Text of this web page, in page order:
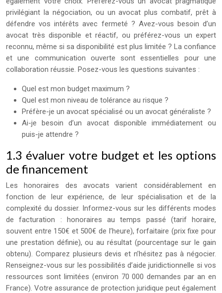
privilégiant la négociation, ou un avocat plus combatif, prêt à
défendre vos intérêts avec fermeté ? Avez-vous besoin d’un
avocat très disponible et réactif, ou préférez-vous un expert
reconnu, même si sa disponibilité est plus limitée ? La confiance
et une communication ouverte sont essentielles pour une
collaboration réussie. Posez-vous les questions suivantes :
Quel est mon budget maximum ?
Quel est mon niveau de tolérance au risque ?
Préfère-je un avocat spécialisé ou un avocat généraliste ?
Ai-je besoin d’un avocat disponible immédiatement ou
puis-je attendre ?
1.3 évaluer votre budget et les options
de financement
Les honoraires des avocats varient considérablement en
fonction de leur expérience, de leur spécialisation et de la
complexité du dossier. Informez-vous sur les différents modes
de facturation : honoraires au temps passé (tarif horaire,
souvent entre 150€ et 500€ de l’heure), forfaitaire (prix fixe pour
une prestation définie), ou au résultat (pourcentage sur le gain
obtenu). Comparez plusieurs devis et n’hésitez pas à négocier.
Renseignez-vous sur les possibilités d’aide juridictionnelle si vos
ressources sont limitées (environ 70 000 demandes par an en
France). Votre assurance de protection juridique peut également